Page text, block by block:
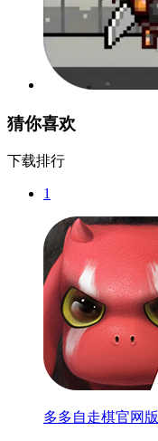
猜你喜欢
下载排行
1
多多自走棋官网版